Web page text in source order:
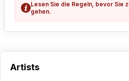
Lesen Sie die Regeln, bevor Sie
gehen.
Artists